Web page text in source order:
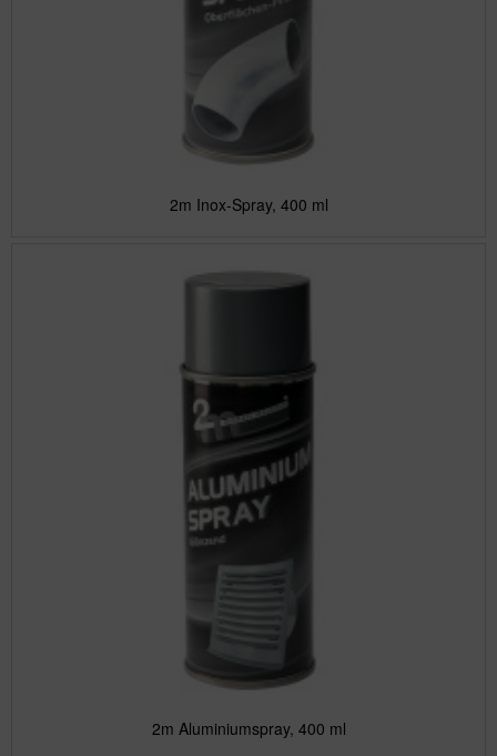
2m Inox-Spray, 400 ml
2m Aluminiumspray, 400 ml